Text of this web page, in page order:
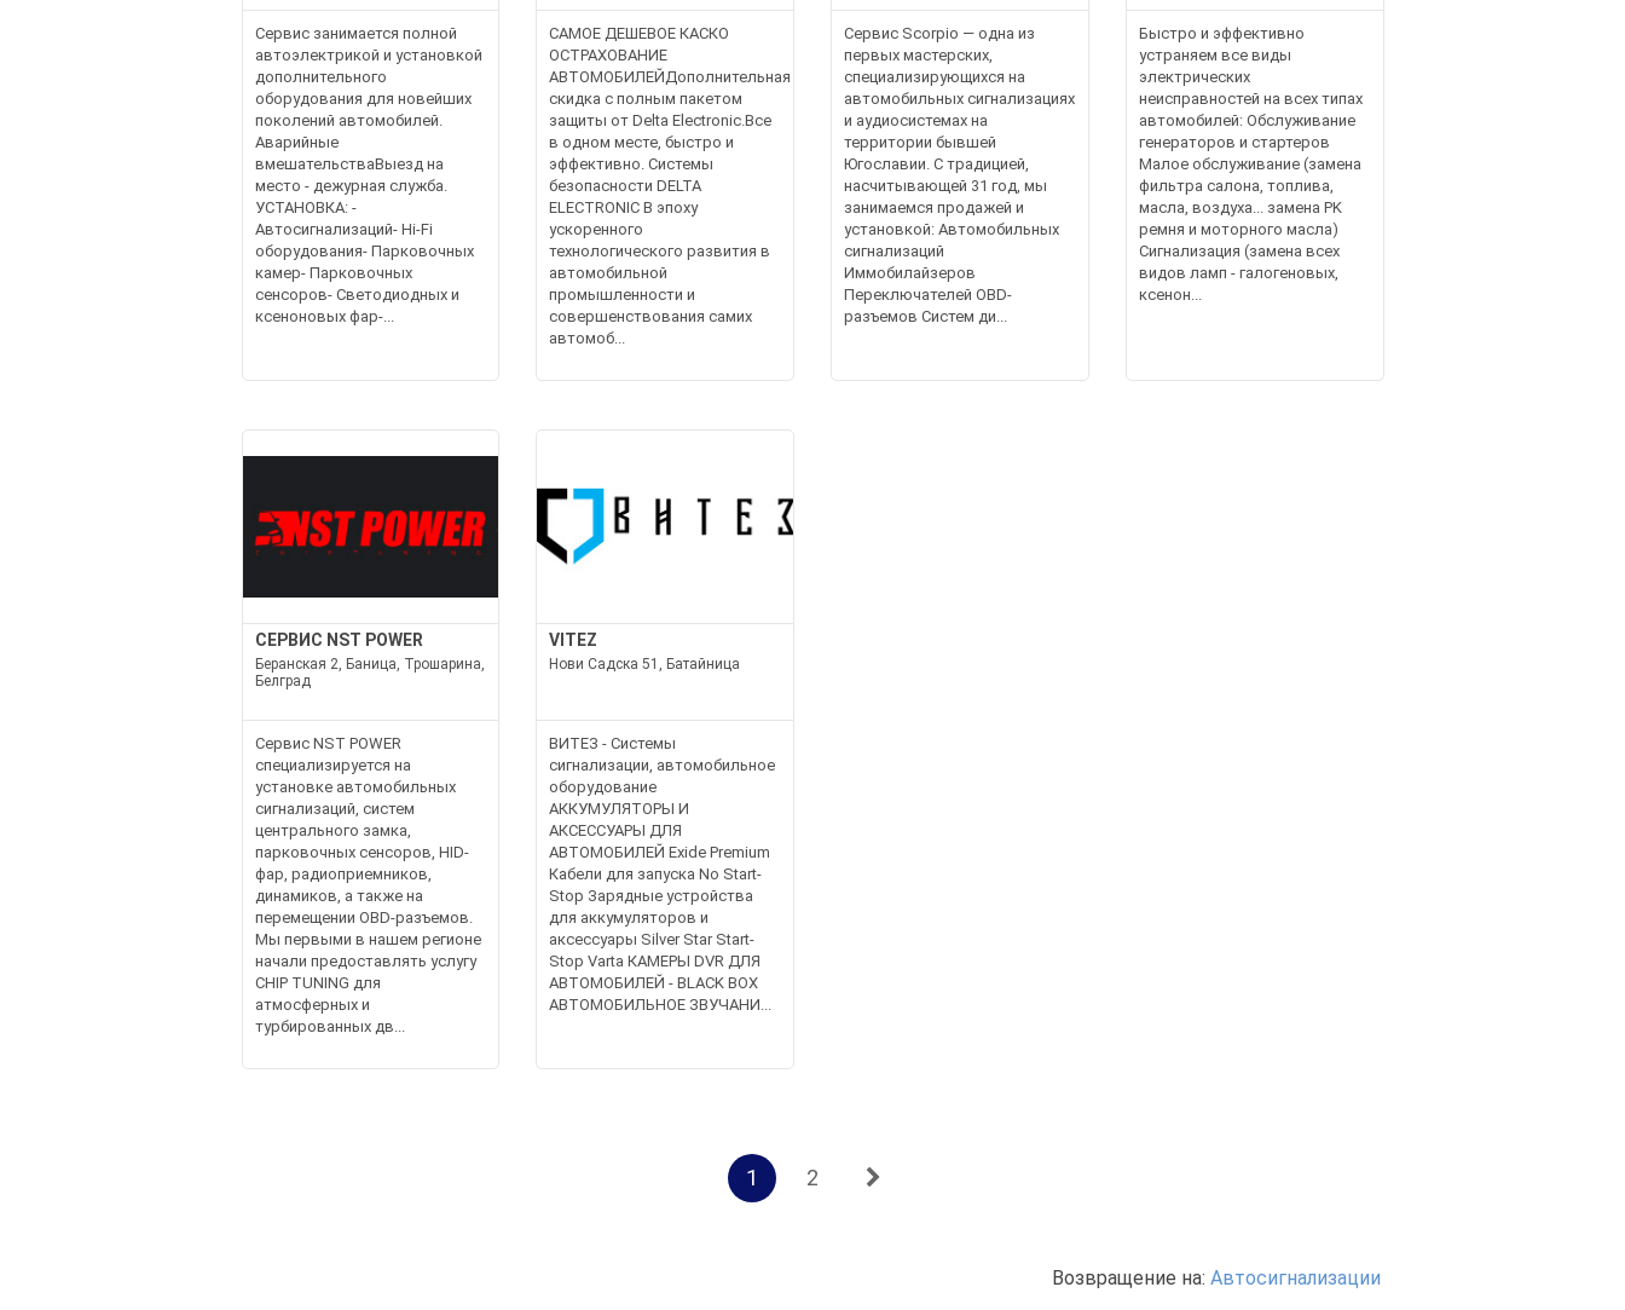
Сервис занимается полной
автоэлектрикой и установкой
дополнительного
оборудования для новейших
поколений автомобилей.
Аварийные
вмешательстваВыезд на
место - дежурная служба.
УСТАНОВКА: -
Автосигнализаций- Hi-Fi
оборудования- Парковочных
камер- Парковочных
сенсоров- Светодиодных и
ксеноновых фар-...
САМОЕ ДЕШЕВОЕ КАСКО
ОСТРАХОВАНИЕ
АВТОМОБИЛЕЙДополнительная
скидка с полным пакетом
защиты от Delta Electronic.Все
в одном месте, быстро и
эффективно. Системы
безопасности DELTA
ELECTRONIC В эпоху
ускоренного
технологического развития в
автомобильной
промышленности и
совершенствования самих
автомоб...
Сервис Scorpio — одна из
первых мастерских,
специализирующихся на
автомобильных сигнализациях
и аудиосистемах на
территории бывшей
Югославии. С традицией,
насчитывающей 31 год, мы
занимаемся продажей и
установкой: Автомобильных
сигнализаций
Иммобилайзеров
Переключателей OBD-
разъемов Систем ди...
Быстро и эффективно
устраняем все виды
электрических
неисправностей на всех типах
автомобилей: Обслуживание
генераторов и стартеров
Малое обслуживание (замена
фильтра салона, топлива,
масла, воздуха... замена PK
ремня и моторного масла)
Сигнализация (замена всех
видов ламп - галогеновых,
ксенон...
СЕРВИС NST POWER
Беранская 2, Баница, Трошарина,
Белград
Сервис NST POWER
специализируется на
установке автомобильных
сигнализаций, систем
центрального замка,
парковочных сенсоров, HID-
фар, радиоприемников,
динамиков, а также на
перемещении OBD-разъемов.
Мы первыми в нашем регионе
начали предоставлять услугу
CHIP TUNING для
атмосферных и
турбированных дв...
VITEZ
Нови Садска 51, Батайница
ВИТЕЗ - Системы
сигнализации, автомобильное
оборудование
АККУМУЛЯТОРЫ И
АКСЕССУАРЫ ДЛЯ
АВТОМОБИЛЕЙ Exide Premium
Кабели для запуска No Start-
Stop Зарядные устройства
для аккумуляторов и
аксессуары Silver Star Start-
Stop Varta КАМЕРЫ DVR ДЛЯ
АВТОМОБИЛЕЙ - BLACK BOX
АВТОМОБИЛЬНОЕ ЗВУЧАНИ...
1 2
Возвращение на: Автосигнализации